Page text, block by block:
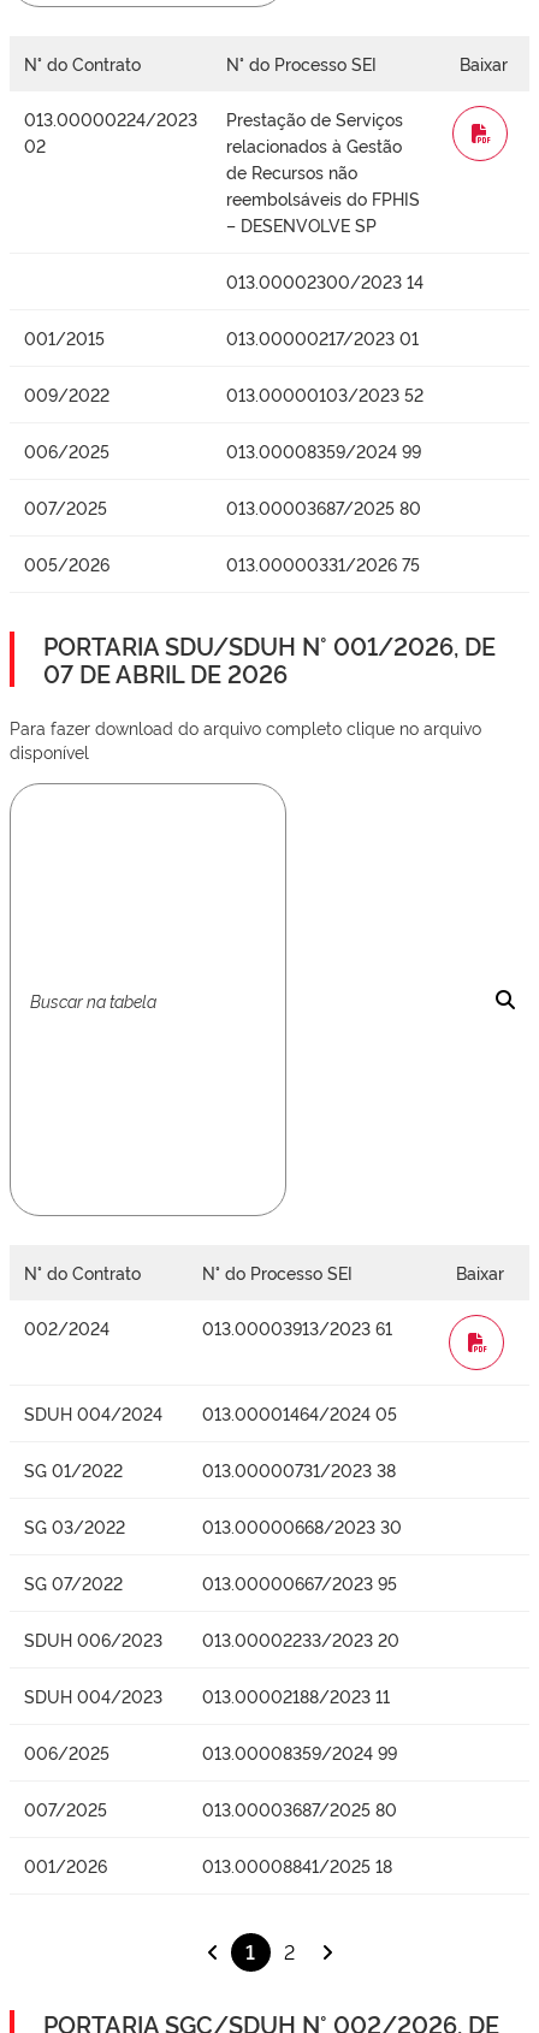
N° do Contrato N° do Processo SEI Baixar
013.00000224/2023
02
Prestação de Serviços
relacionados à Gestão
de Recursos não
reembolsáveis do FPHIS
– DESENVOLVE SP
WORD
013.00002300/2023 14
001/2015 013.00000217/2023 01
009/2022 013.00000103/2023 52
006/2025 013.00008359/2024 99
007/2025 013.00003687/2025 80
005/2026 013.00000331/2026 75
PORTARIA SDU/SDUH N° 001/2026, DE
07 DE ABRIL DE 2026
Para fazer download do arquivo completo clique no arquivo
disponível
N° do Contrato N° do Processo SEI Baixar
002/2024 013.00003913/2023 61
WORD
SDUH 004/2024 013.00001464/2024 05
SG 01/2022 013.00000731/2023 38
SG 03/2022 013.00000668/2023 30
SG 07/2022 013.00000667/2023 95
SDUH 006/2023 013.00002233/2023 20
SDUH 004/2023 013.00002188/2023 11
006/2025 013.00008359/2024 99
007/2025 013.00003687/2025 80
001/2026 013.00008841/2025 18
1 2
PORTARIA SGC/SDUH N° 002/2026, DE